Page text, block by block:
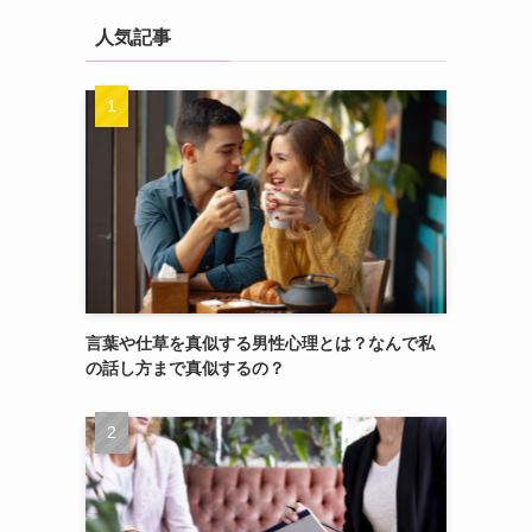
人気記事
言葉や仕草を真似する男性心理とは？なんで私
の話し方まで真似するの？